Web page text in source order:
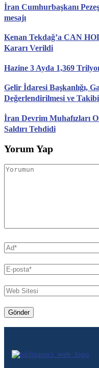
İran Cumhurbaşkanı
mesajı
Kenan Tekdağ’a CAN
Kararı Verildi
Hazine 3 Ayda 1,369
Gelir İdaresi Başkanlığı,
Değerlendirilmesi ve
İran Devrim Muhafızları
Saldırı Tehdidi
Yorum Yap